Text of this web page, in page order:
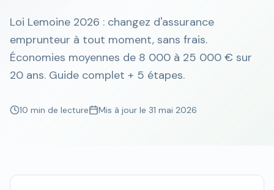
Loi Lemoine 2026 : changez d'assurance
emprunteur à tout moment, sans frais.
Économies moyennes de 8 000 à 25 000 € sur
20 ans. Guide complet + 5 étapes.
10 min de lecture Mis à jour le 31 mai 2026